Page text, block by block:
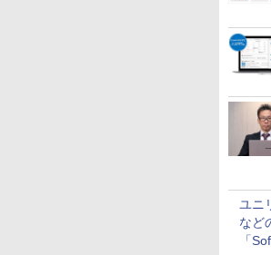
ユニ
など
「